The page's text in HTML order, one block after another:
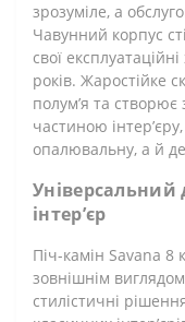
зрозуміле, а
Чавунний корпус
свої
років. Жаростійке
полум’я та
частиною
опалювальну, а й
Універсальний
інтер’єр
Піч-камін Savana 8
зовнішнім
стилістичні